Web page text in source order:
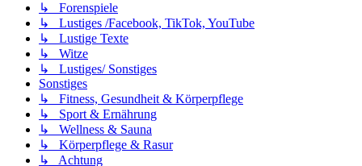
↳ Forenspiele
↳ Lustiges /Facebook, TikTok, YouTube
↳ Lustige Texte
↳ Witze
↳ Lustiges/ Sonstiges
Sonstiges
↳ Fitness, Gesundheit & Körperpflege
↳ Sport & Ernährung
↳ Wellness & Sauna
↳ Körperpflege & Rasur
↳ Achtung